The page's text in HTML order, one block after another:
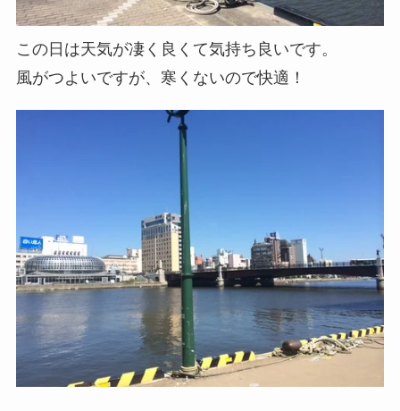
この日は天気が凄く良くて気持ち良いです。
風がつよいですが、寒くないので快適！